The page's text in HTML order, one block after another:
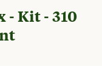
- Kit - 310